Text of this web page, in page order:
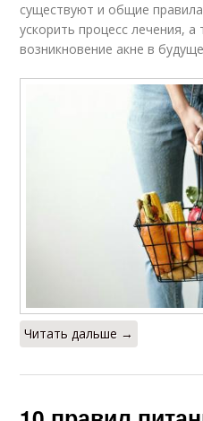
существуют и общие
ускорить процесс лечения,
возникновение акне в
Читать дальше →